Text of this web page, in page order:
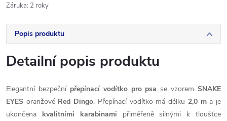
Záruka: 2 roky
Popis produktu
Detailní popis produktu
Elegantní bezpeční přepínací vodítko pro psa se vzorem SNAKE
EYES oranžové Red Dingo. Přepínací vodítko má délku 2,0 m a je
ukončena kvalitními karabinami přiměřeně silnými k tloušťce